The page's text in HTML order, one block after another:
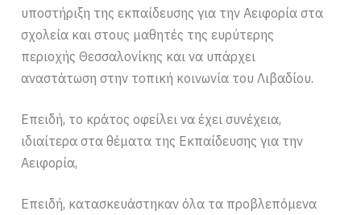
υποστήριξη της εκπαίδευσης για την Αειφορία στα
σχολεία και στους μαθητές της ευρύτερης
περιοχής Θεσσαλονίκης και να υπάρχει
αναστάτωση στην τοπική κοινωνία του Λιβαδίου.
Επειδή, το κράτος οφείλει να έχει συνέχεια,
ιδιαίτερα στα θέματα της Εκπαίδευσης για την
Αειφορία,
Επειδή, κατασκευάστηκαν όλα τα προβλεπόμενα